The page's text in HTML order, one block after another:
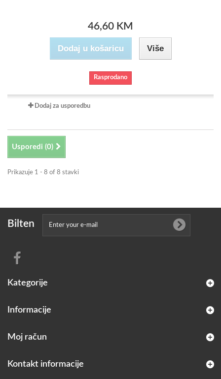
46,60 KM
Dodaj u košaricu Više
Rasprodano
Dodaj za usporedbu
Usporedi (0)
Prikazuje 1 - 8 of 8 stavki
Bilten
Kategorije
Informacije
Moj račun
Kontakt informacije